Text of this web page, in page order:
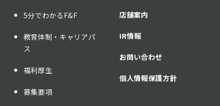
5分でわかるF&F
教育体制・キャリアパ
ス
福利厚生
募集要項
店舗案内
IR情報
お問い合わせ
個人情報保護方針